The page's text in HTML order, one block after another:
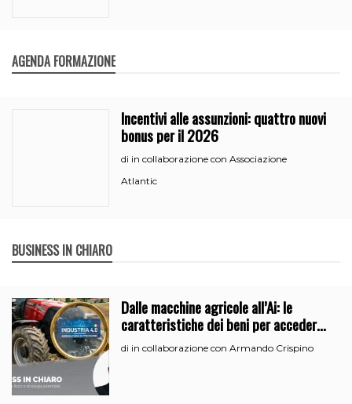
AGENDA FORMAZIONE
Incentivi alle assunzioni: quattro nuovi
bonus per il 2026
di in collaborazione con Associazione
Atlantic
BUSINESS IN CHIARO
Dalle macchine agricole all’Ai: le
caratteristiche dei beni per accedere
all’iperammortamento
di in collaborazione con Armando Crispino